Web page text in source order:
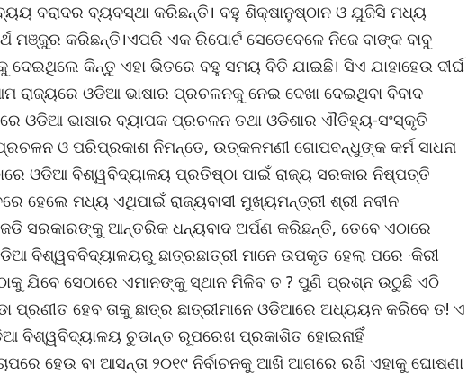
ବ୍ୟୟ ବରାଦର ବ୍ୟବସ୍ଥା କରିଛନ୍ତି। ବହୁ ଶିକ୍ଷାନୁଷ୍ଠାନ ଓ ଯୁଜିସି ମଧ୍ୟ
ମଞ୍ଜୁର କରିଛନ୍ତି।ଏପରି ଏକ ରିପୋର୍ଟ ସେତେବେଳେ ନିଜେ ବାଙ୍କ ବାବୁ
ଦେଇଥିଲେ କିନ୍ତୁ ଏହା ଭିତରେ ବହୁ ସମୟ ବିତି ଯାଇଛି। ସିଏ ଯାହାହେଉ ଦୀର୍ଘ
ରାଜ୍ୟରେ ଓଡିଆ ଭାଷାର ପ୍ରଚଳନକୁ ନେଇ ଦେଖା ଦେଇଥିବା ବିବାଦ
ଓଡିଆ ଭାଷାର ବ୍ୟାପକ ପ୍ରଚଳନ ତଥା ଓଡିଶାର ଐତିହ୍ୟ-ସଂସ୍କୃତି
ଓ ପରିପ୍ରକାଶ ନିମନ୍ତେ, ଉତ୍କଳମଣୀ ଗୋପବନ୍ଧୁଙ୍କ କର୍ମ ସାଧନା
ଓଡିଆ ବିଶ୍ୱବିଦ୍ୟାଳୟ ପ୍ରତିଷ୍ଠା ପାଇଁ ରାଜ୍ୟ ସରକାର ନିଷ୍ପତ୍ତି
ହେଲେ ମଧ୍ୟ ଏଥିପାଇଁ ରାଜ୍ୟବାସୀ ମୁଖ୍ୟମନ୍ତ୍ରୀ ଶ୍ରୀ ନବୀନ
ସରକାରଙ୍କୁ ଆନ୍ତରିକ ଧନ୍ୟବାଦ ଅର୍ପଣ କରିଛନ୍ତି, ତେବେ ଏଠାରେ
ବିଶ୍ୱବବିଦ୍ୟାଳୟରୁ ଛାତ୍ରଛାତ୍ରୀ ମାନେ ଉପକୃତ ହେଲା ପରେ ·କିରୀ
ଯିବେ ସେଠାରେ ଏମାନଙ୍କୁ ସ୍ଥାନ ମିଳିବ ତ ? ପୁଣି ପ୍ରଶ୍ନ ଉଠୁଛି ଏଠି
ପ୍ରଣୀତ ହେବ ତାକୁ ଛାତ୍ର ଛାତ୍ରୀମାନେ ଓଡିଆରେ ଅଧ୍ୟୟନ କରିବେ ତ! ଏ
ବିଶ୍ୱବିଦ୍ୟାଳୟ ଚୁଡାନ୍ତ ରୂପରେଖ ପ୍ରକାଶିତ ହୋଇନାହିଁ
ହେଉ ବା ଆସନ୍ତା ୨୦୧୯ ନିର୍ବାଚନକୁ ଆଖି ଆଗରେ ରଖି ଏହାକୁ ଘୋଷଣା